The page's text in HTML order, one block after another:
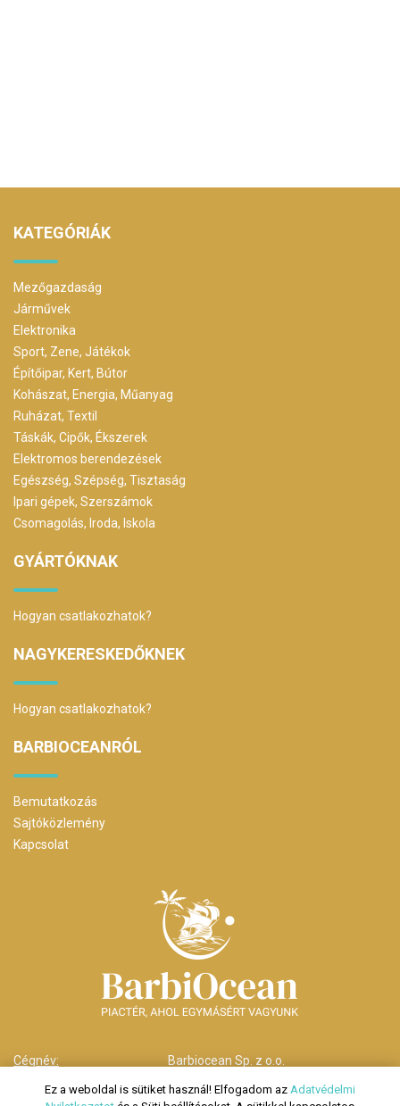
KATEGÓRIÁK
Mezőgazdaság
Járművek
Elektronika
Sport, Zene, Játékok
Építőipar, Kert, Bútor
Kohászat, Energia, Műanyag
Ruházat, Textil
Táskák, Cipők, Ékszerek
Elektromos berendezések
Egészség, Szépség, Tisztaság
Ipari gépek, Szerszámok
Csomagolás, Iroda, Iskola
GYÁRTÓKNAK
Hogyan csatlakozhatok?
NAGYKERESKEDŐKNEK
Hogyan csatlakozhatok?
BARBIOCEANRÓL
Bemutatkozás
Sajtóközlemény
Kapcsolat
Cégnév:
Barbiocean Sp. z o.o.
ul. Długa nr 29
Ez a weboldal is sütiket használ! Elfogadom az Adatvédelmi